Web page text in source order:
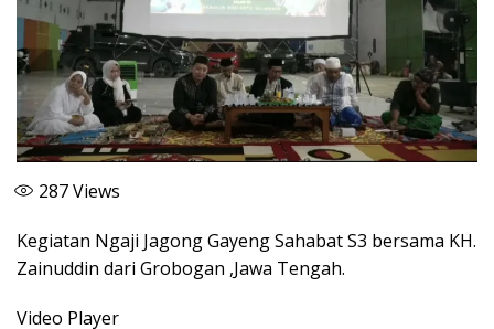
287Views
Kegiatan Ngaji Jagong Gayeng Sahabat S3 bersama KH.
Zainuddin dari Grobogan ,Jawa Tengah.
Video Player